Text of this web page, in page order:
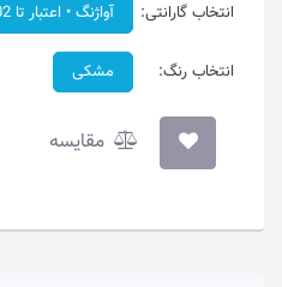
انتخاب گارانتی: آواژنگ • اعتبار تا 1404/08/02
انتخاب رنگ: مشکی
مقایسه